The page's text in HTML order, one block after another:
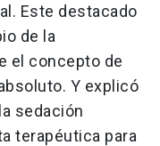
Este destacado
de la
el concepto de
Y explicó
sedación
terapéutica para